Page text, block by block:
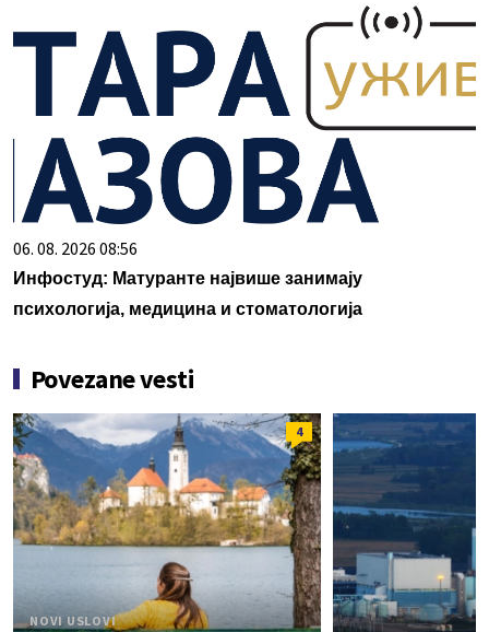
06. 08. 2026 08:56
Инфостуд: Матуранте највише занимају
психологија, медицина и стоматологија
Povezane vesti
4
NOVI USLOVI